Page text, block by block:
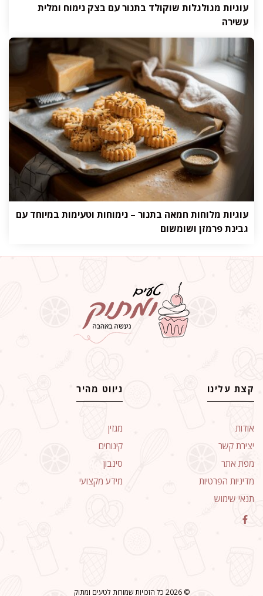
עוגיות מגולגלות שוקולד בתנור עם בצק נימוח ומלית
עשירה
עוגיות מלוחות חמאה בתנור – נימוחות וטעימות במיוחד עם
גבינת פרמזן ושומשום
קצת עלינו
אודות
יצירת קשר
מפת אתר
מדיניות הפרטיות
תנאי שימוש
ניווט מהיר
מגזין
קינוחים
סינבון
מידע מקצועי
© 2026 כל הזכויות שמורות לטעים ומתוק